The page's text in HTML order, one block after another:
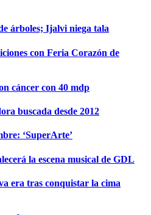
árboles; Ijalvi niega tala
con Feria Corazón de
cáncer con 40 mdp
buscada desde 2012
‘SuperArte’
la escena musical de GDL
era tras conquistar la cima